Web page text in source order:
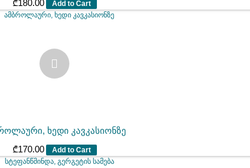
₾180.00 Add to Cart
ხედი კავკასიონზე
₾170.00 Add to Cart